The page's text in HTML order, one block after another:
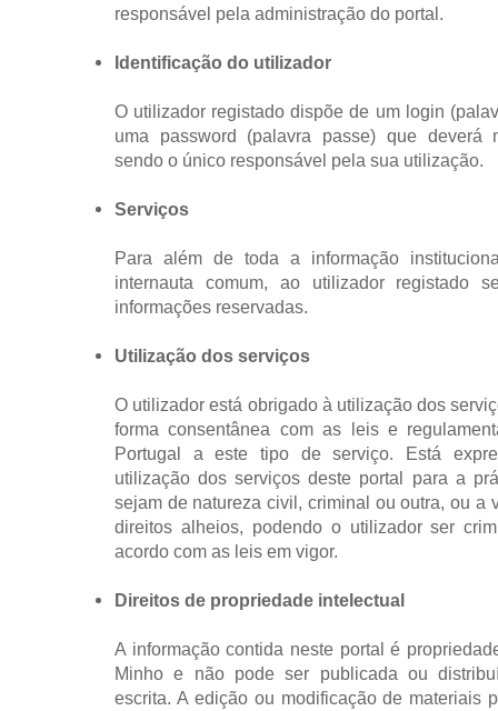
responsável pela administração do portal.
Identificação do utilizador
O utilizador registado dispõe de um login
uma password (palavra passe) que deverá
sendo o único responsável pela sua utilização.
Serviços
Para além de toda a informação
internauta comum, ao utilizador registado
informações reservadas.
Utilização dos serviços
O utilizador está obrigado à utilização dos
forma consentânea com as leis e
Portugal a este tipo de serviço. Está
utilização dos serviços deste portal para a
sejam de natureza civil, criminal ou outra, ou a
direitos alheios, podendo o utilizador ser
acordo com as leis em vigor.
Direitos de propriedade intelectual
A informação contida neste portal é
Minho e não pode ser publicada ou
escrita. A edição ou modificação de materiais